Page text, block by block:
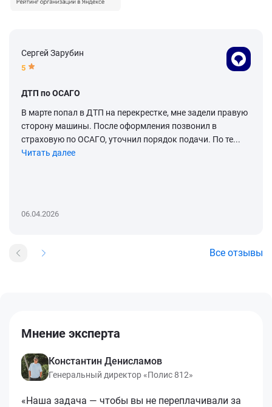
Сергей Зарубин
5
ДТП по ОСАГО
В марте попал в ДТП на перекрестке, мне задели правую
сторону машины. После оформления позвонил в
страховую по ОСАГО, уточнил порядок подачи. По те...
Читать далее
06.04.2026
Все отзывы
Мнение эксперта
Константин Денисламов
Генеральный директор «Полис 812»
«Наша задача — чтобы вы не переплачивали за